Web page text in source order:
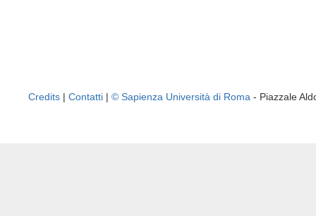
Credits | Contatti | © Sapienza Università di Roma - Piazzale